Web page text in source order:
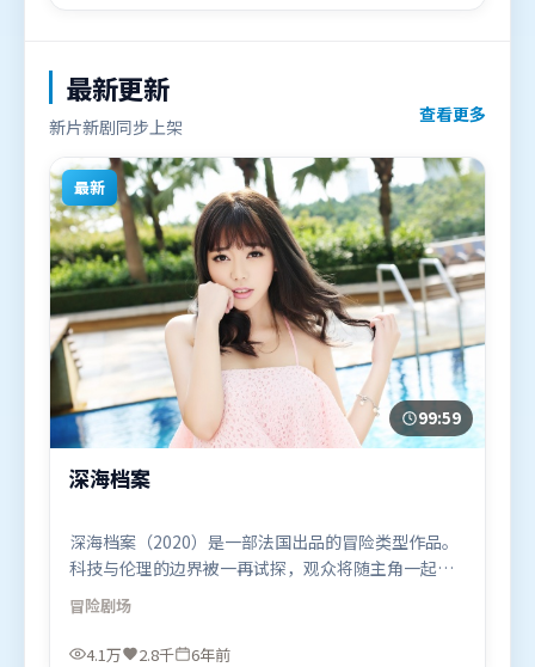
最新更新
新片新剧同步上架
查看更多
最新
99:59
深海档案
深海档案（2020）是一部法国出品的冒险类型作品。
科技与伦理的边界被一再试探，观众将随主角一起经
历道德震荡。高潮段落信息密度高，情绪释放与主题
回扣同时完成。由丹尼斯·维伦纽瓦执导，孙艺珍、
沈腾、章子怡，刘亦菲、易烊千玺等联袂出演。影片
冒险剧场
4.1万 2.8千 6年前